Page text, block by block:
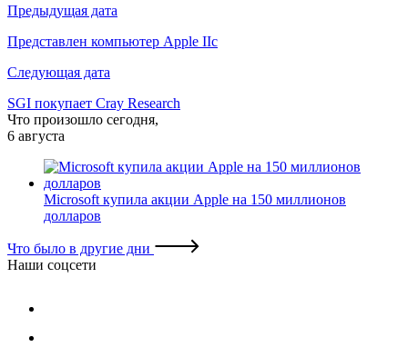
Навигация
по
записям
Предыдущая дата
Представлен компьютер Apple IIc
Следующая дата
SGI покупает Cray Research
Что произошло сегодня,
6 августа
Microsoft купила акции Apple на 150 миллионов
долларов
Что было в другие дни
Наши соцсети